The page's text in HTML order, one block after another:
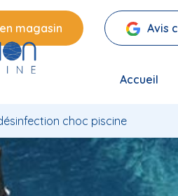
magasin Avis
Accueil
choc piscine